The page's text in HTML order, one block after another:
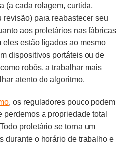
(a cada rolagem, curtida,
revisão) para reabastecer seu
aos proletários nas fábricas
eles estão ligados ao mesmo
dispositivos portáteis ou de
robôs, a trabalhar mais
atento do algoritmo.
, os reguladores pouco podem
perdemos a propriedade total
proletário se torna um
durante o horário de trabalho e